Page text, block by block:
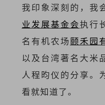
我印象深刻的，我
业发展基金会执行
名有机农场颐禾园
以及台湾著名大米
人程昀仪的分享。
看就知道了。